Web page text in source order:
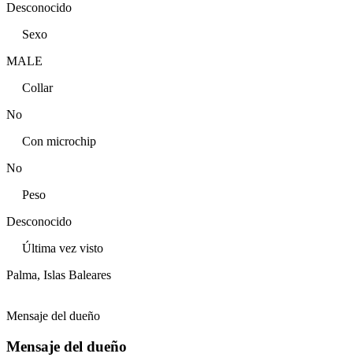
Desconocido
Sexo
MALE
Collar
No
Con microchip
No
Peso
Desconocido
Última vez visto
Palma, Islas Baleares
Mensaje del dueño
Mensaje del dueño